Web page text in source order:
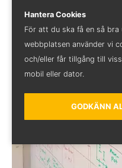
Hantera Cookies
För att du ska få en så
webbplatsen använder vi
och/eller får tillgång till
mobil eller dator.
GODKÄNN